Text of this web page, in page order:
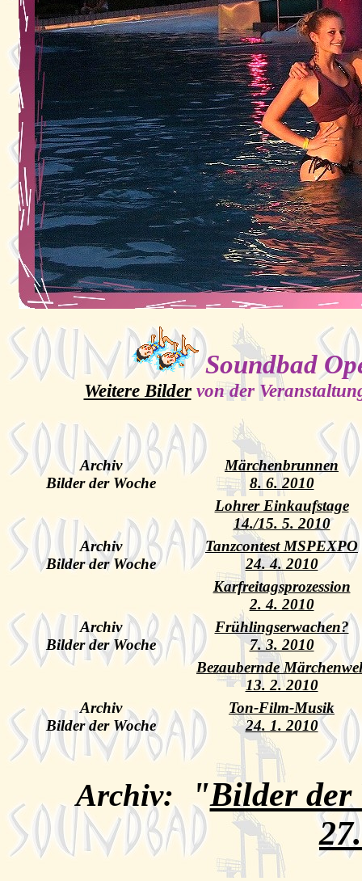
Soundbad
Weitere Bilder von der
Archiv
Bilder der Woche
Märchenbrunnen
8. 6. 2010
Lohrer Einkaufstage
14./15. 5. 2010
Archiv
Bilder der Woche
Tanzcontest MSPEXPO
24. 4. 2010
Karfreitagsprozession
2. 4. 2010
Archiv
Bilder der Woche
Frühlingserwachen?
7. 3. 2010
Bezaubernde
13. 2. 2010
Archiv
Bilder der Woche
Ton-Film-Musik
24. 1. 2010
Archiv: "Bilder der